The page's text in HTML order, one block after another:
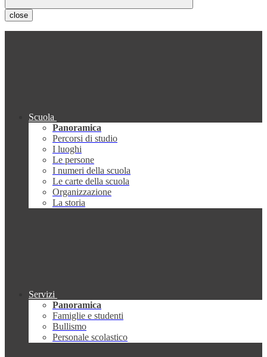
close
Scuola
Panoramica
Percorsi di studio
I luoghi
Le persone
I numeri della scuola
Le carte della scuola
Organizzazione
La storia
Servizi
Panoramica
Famiglie e studenti
Bullismo
Personale scolastico